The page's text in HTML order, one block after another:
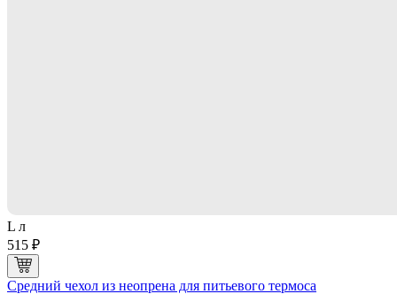
L л
515 ₽
Средний чехол из неопрена для питьевого термоса